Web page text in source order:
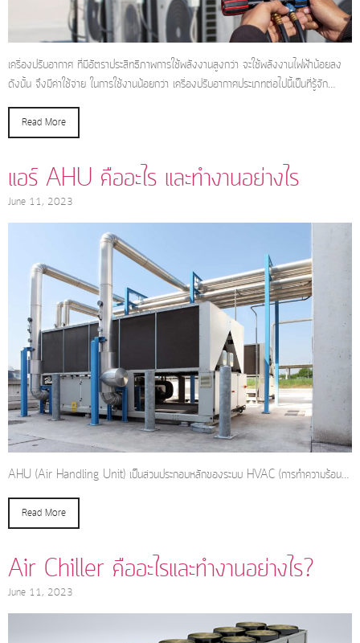
เครื่องปรับอากาศ ที่มีอัตราประสิทธิภาพการใช้พลังงานสูงกว่า จะใช้พลังงานไฟฟ้าน้อยลง
ดังนั้น จึงมีค่าใช้จ่าย ในการใช้งานน้อยกว่า เครื่องปรับอากาศประเภทต่อไปนี้เป็นที่รู้จัก…
Read More
แอร์ AHU คืออะไร และทำงานอย่างไร
June 11, 2023
AHU (Air Handling Unit) เป็นส่วนประกอบหลักของระบบ HVAC (การทำความร้อน…
Read More
Air Chiller คืออะไรและทำงานอย่างไร?
June 11, 2023